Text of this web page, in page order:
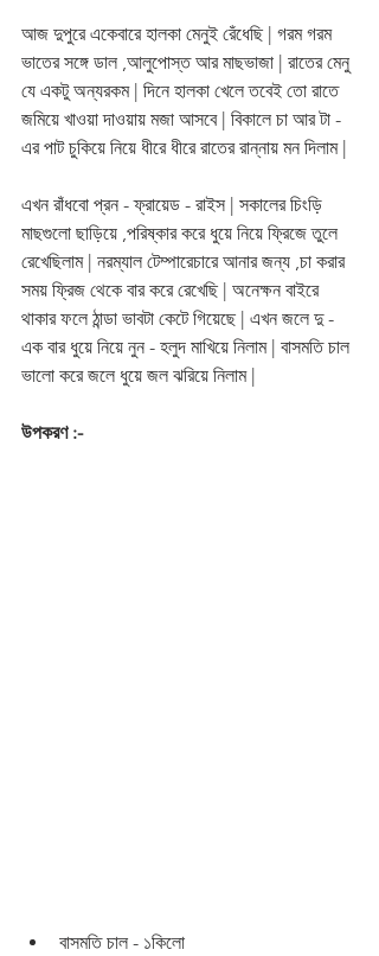
আজ দুপুরে একেবারে হালকা মেনুই রেঁধেছি | গরম গরম
ভাতের সঙ্গে ডাল ,আলুপোস্ত আর মাছভাজা | রাতের মেনু
যে একটু অন্যরকম | দিনে হালকা খেলে তবেই তো রাতে
জমিয়ে খাওয়া দাওয়ায় মজা আসবে | বিকালে চা আর টা -
এর পাট চুকিয়ে নিয়ে ধীরে ধীরে রাতের রান্নায় মন দিলাম |
এখন রাঁধবো প্রন - ফ্রায়েড - রাইস | সকালের চিংড়ি
মাছগুলো ছাড়িয়ে ,পরিষ্কার করে ধুয়ে নিয়ে ফ্রিজে তুলে
রেখেছিলাম | নরম্যাল টেম্পারেচারে আনার জন্য ,চা করার
সময় ফ্রিজ থেকে বার করে রেখেছি | অনেক্ষন বাইরে
থাকার ফলে ঠান্ডা ভাবটা কেটে গিয়েছে | এখন জলে দু -
এক বার ধুয়ে নিয়ে নুন - হলুদ মাখিয়ে নিলাম | বাসমতি চাল
ভালো করে জলে ধুয়ে জল ঝরিয়ে নিলাম |
উপকরণ :-
বাসমতি চাল - ১কিলো